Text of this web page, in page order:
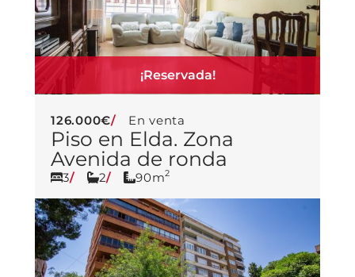
¡Reservada!
126.000€ En venta
Piso en Elda. Zona
Avenida de ronda
3 2 90m2